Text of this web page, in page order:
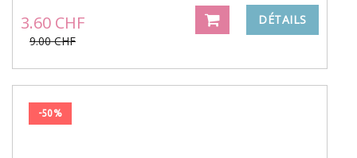
3.60 CHF
9.00 CHF
DÉTAILS
-50%